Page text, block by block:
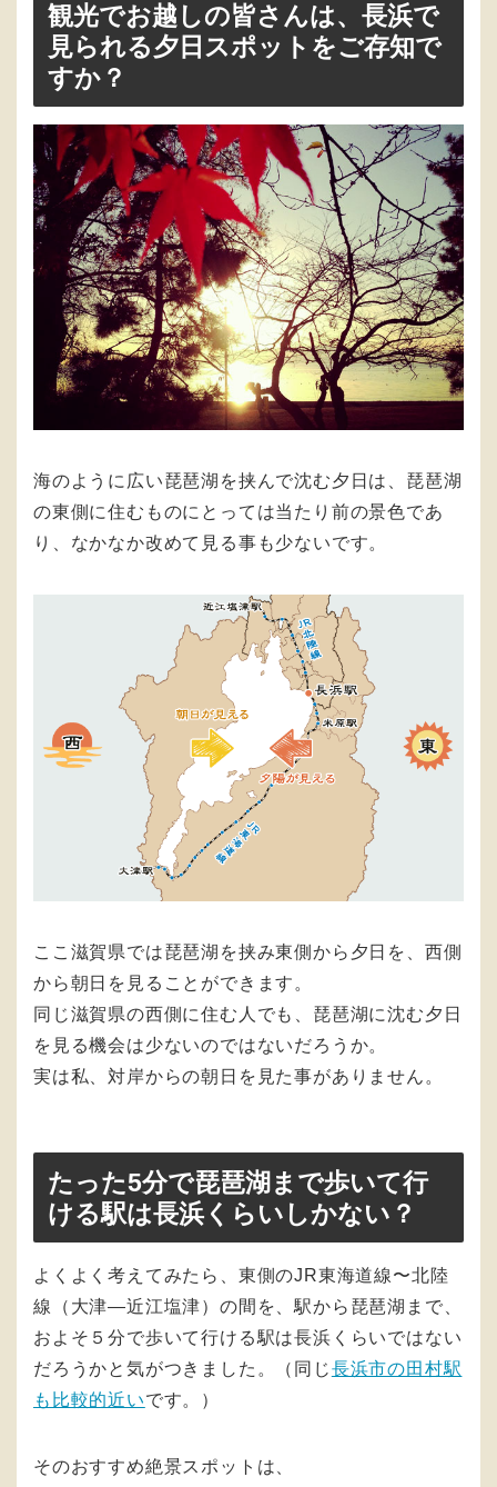
観光でお越しの皆さんは、長浜で
見られる夕日スポットをご存知で
すか？
海のように広い琵琶湖を挟んで沈む夕日は、琵琶湖
の東側に住むものにとっては当たり前の景色であ
り、なかなか改めて見る事も少ないです。
ここ滋賀県では琵琶湖を挟み東側から夕日を、西側
から朝日を見ることができます。
同じ滋賀県の西側に住む人でも、琵琶湖に沈む夕日
を見る機会は少ないのではないだろうか。
実は私、対岸からの朝日を見た事がありません。
たった5分で琵琶湖まで歩いて行
ける駅は長浜くらいしかない？
よくよく考えてみたら、東側のJR東海道線〜北陸
線（大津—近江塩津）の間を、駅から琵琶湖まで、
およそ５分で歩いて行ける駅は長浜くらいではない
だろうかと気がつきました。（同じ長浜市の田村駅
も比較的近いです。）
そのおすすめ絶景スポットは、